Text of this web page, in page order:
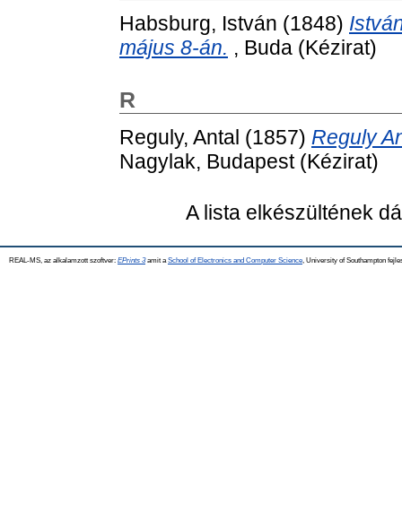
Habsburg, István (1848)
május 8-án. , Buda (Kézirat)
R
Reguly, Antal (1857) Reguly
Nagylak, Budapest (Kézirat)
A lista elkészültének
REAL-MS, az alkalamzott szoftver: EPrints 3amit a School of Electronics and Computer Science , University of Southampton